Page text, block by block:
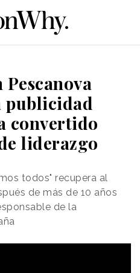
publicidad
convertido
liderazgo
todos" recupera al
de más de 10 años
de la